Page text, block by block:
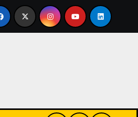
El primer tour de la India Chiquitina